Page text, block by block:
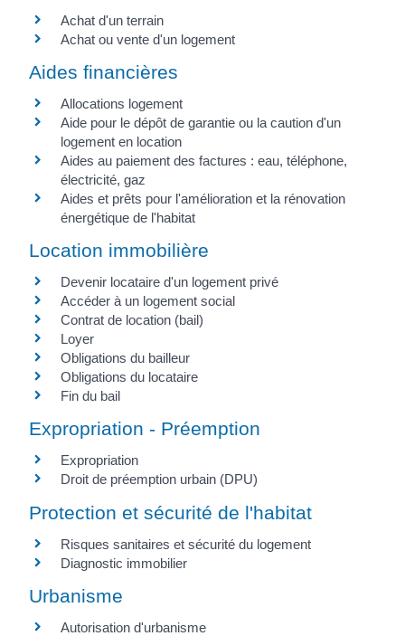
Achat d'un terrain
Achat ou vente d'un logement
Aides financières
Allocations logement
Aide pour le dépôt de garantie ou la caution d'un
logement en location
Aides au paiement des factures : eau, téléphone,
électricité, gaz
Aides et prêts pour l'amélioration et la rénovation
énergétique de l'habitat
Location immobilière
Devenir locataire d'un logement privé
Accéder à un logement social
Contrat de location (bail)
Loyer
Obligations du bailleur
Obligations du locataire
Fin du bail
Expropriation - Préemption
Expropriation
Droit de préemption urbain (DPU)
Protection et sécurité de l'habitat
Risques sanitaires et sécurité du logement
Diagnostic immobilier
Urbanisme
Autorisation d'urbanisme